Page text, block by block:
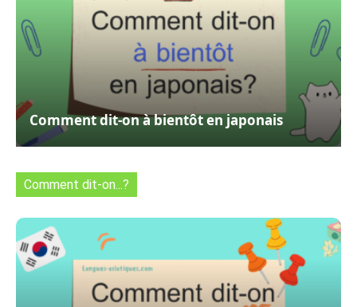
Comment dit-on à bientôt en japonais
Comment dit-on...?